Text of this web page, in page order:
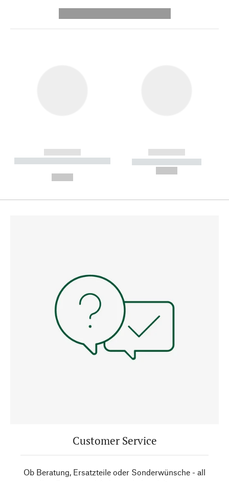
------------
----------- ----------- --------
------------
----------- -----------
Customer Service
Ob Beratung, Ersatzteile oder Sonderwünsche - all